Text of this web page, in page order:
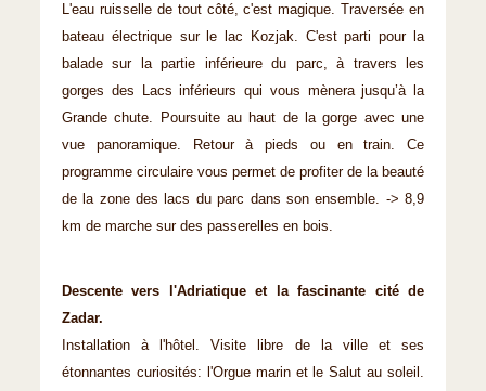
L'eau ruisselle de tout côté, c'est magique. Traversée en
bateau électrique sur le lac Kozjak. C'est parti pour la
balade sur la partie inférieure du parc, à travers les
gorges des Lacs inférieurs qui vous mènera jusqu’à la
Grande chute. Poursuite au haut de la gorge avec une
vue panoramique. Retour à pieds ou en train. Ce
programme circulaire vous permet de profiter de la beauté
de la zone des lacs du parc dans son ensemble. -> 8,9
km de marche sur des passerelles en bois.
Descente vers l'Adriatique et la fascinante cité de
Zadar.
Installation à l'hôtel. Visite libre de la ville et ses
étonnantes curiosités: l'Orgue marin et le Salut au soleil.